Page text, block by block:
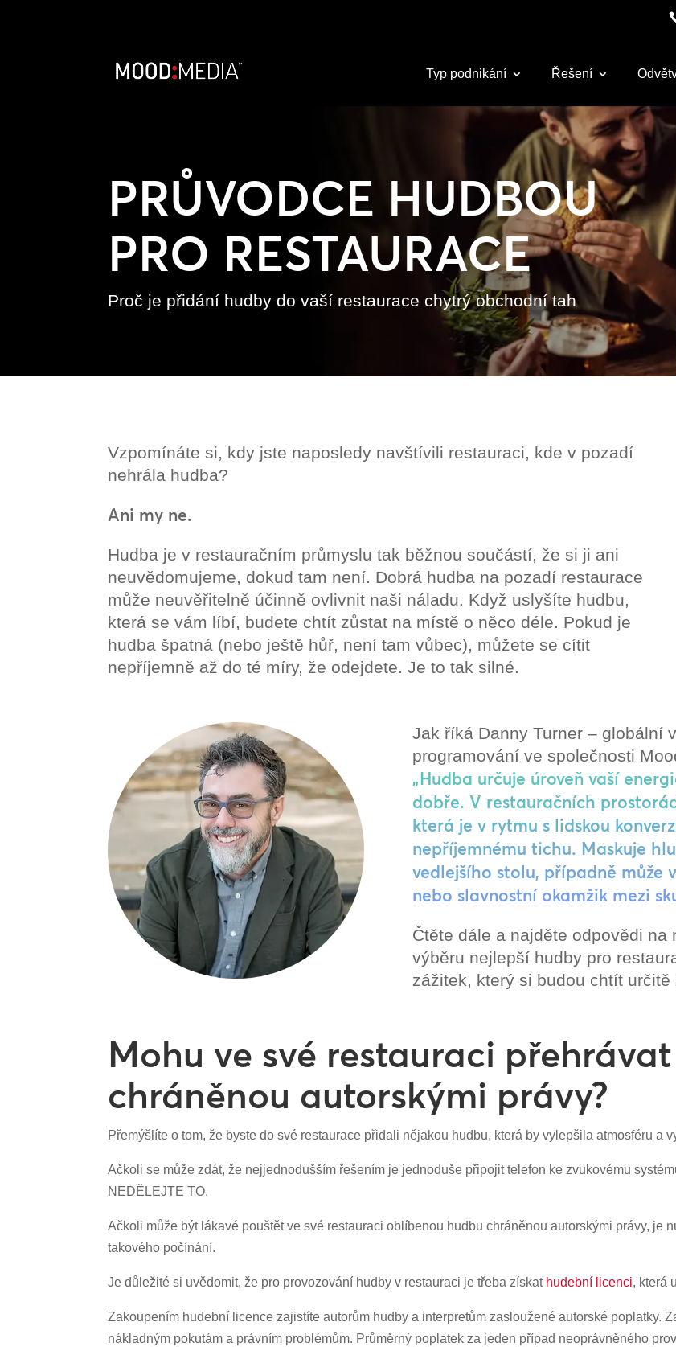
Typ podnikání Řešení
PRŮVODCE HUDBOU
PRO RESTAURACE
Proč je přidání hudby do vaší restaurace chytrý obchodní tah
Vzpomínáte si, kdy jste naposledy navštívili restauraci, kde v pozadí
nehrála hudba?
Ani my ne.
Hudba je v restauračním průmyslu tak běžnou součástí, že si ji ani
neuvědomujeme, dokud tam není. Dobrá hudba na pozadí restaurace
může neuvěřitelně účinně ovlivnit naši náladu. Když uslyšíte hudbu,
která se vám líbí, budete chtít zůstat na místě o něco déle. Pokud je
hudba špatná (nebo ještě hůř, není tam vůbec), můžete se cítit
nepříjemně až do té míry, že odejdete. Je to tak silné.
Jak říká Danny Turner – globální
programování ve společnosti
„Hudba určuje úroveň vaší
dobře. V restauračních
která je v rytmu s lidskou
nepříjemnému tichu. Maskuje
vedlejšího stolu, případně může
nebo slavnostní okamžik mezi
Čtěte dále a najděte odpovědi
výběru nejlepší hudby pro
zážitek, který si budou chtít určitě
Mohu ve své restauraci
chráněnou autorskými právy?
Přemýšlíte o tom, že byste do své restaurace přidali nějakou hudbu, která by vylepšila atmosféru a
Ačkoli se může zdát, že nejjednodušším řešením je jednoduše připojit telefon ke zvukovému
NEDĚLEJTE TO.
Ačkoli může být lákavé pouštět ve své restauraci oblíbenou hudbu chráněnou autorskými právy, je
takového počínání.
Je důležité si uvědomit, že pro provozování hudby v restauraci je třeba získat hudební licenci, která
Zakoupením hudební licence zajistíte autorům hudby a interpretům zasloužené autorské poplatky.
nákladným pokutám a právním problémům. Průměrný poplatek za jeden případ neoprávněného